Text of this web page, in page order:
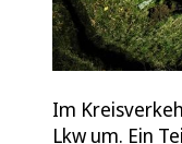
Im
Lkw um. Ein